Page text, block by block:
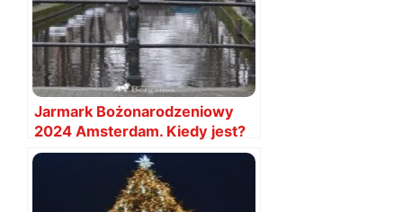
Jarmark Bożonarodzeniowy
2024 Amsterdam. Kiedy jest?